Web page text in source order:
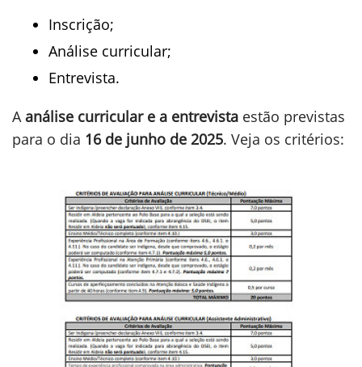
Inscrição;
Análise curricular;
Entrevista.
Aanálise curricular e a entrevista estão previstas
para o dia 16 de junho de 2025. Veja os critérios: